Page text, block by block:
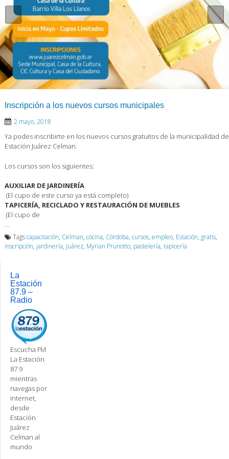
Inscripción a los nuevos cursos municipales
2 mayo, 2018
Ya podes inscribirte en los nuevos cursos gratuitos de la municipalidad de
Estación Juárez Celman.
Los cursos son los siguientes:
AUXILIAR DE JARDINERÍA
(El cupo de este curso ya está completo)
TAPICERÍA, RECICLADO Y RESTAURACIÓN DE MUEBLES
(El cupo de
…
Tagscapacitación, Celman, cocina, Córdoba, cursos, empleo, Estación, gratis,
inscripción, jardinería, Juárez, Myrian Prunotto, pastelería, tapicería
La
Estación
87.9 –
Radio
Escucha FM
La Estación
87.9
mientras
navegas por
internet,
desde
Estación
Juárez
Celman al
mundo